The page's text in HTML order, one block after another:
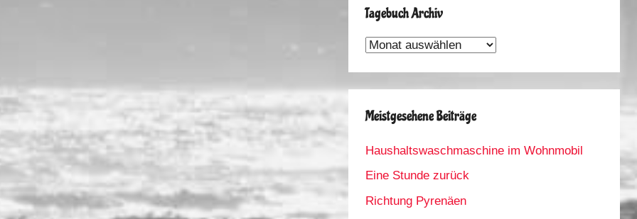
Tagebuch Archiv
Tagebuch
Meistgesehene Beiträge
Haushaltswaschmaschine im Wohnmobil
Eine Stunde zurück
Richtung Pyrenäen